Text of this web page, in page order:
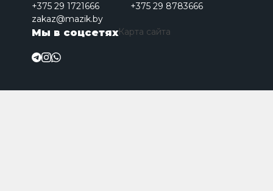
+375 29 1721666
+375 29 8783666
zakaz@mazik.by
Мы в соцсетяхКарта сайта